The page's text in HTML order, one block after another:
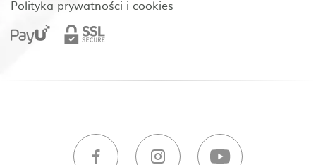
Polityka prywatności i cookies